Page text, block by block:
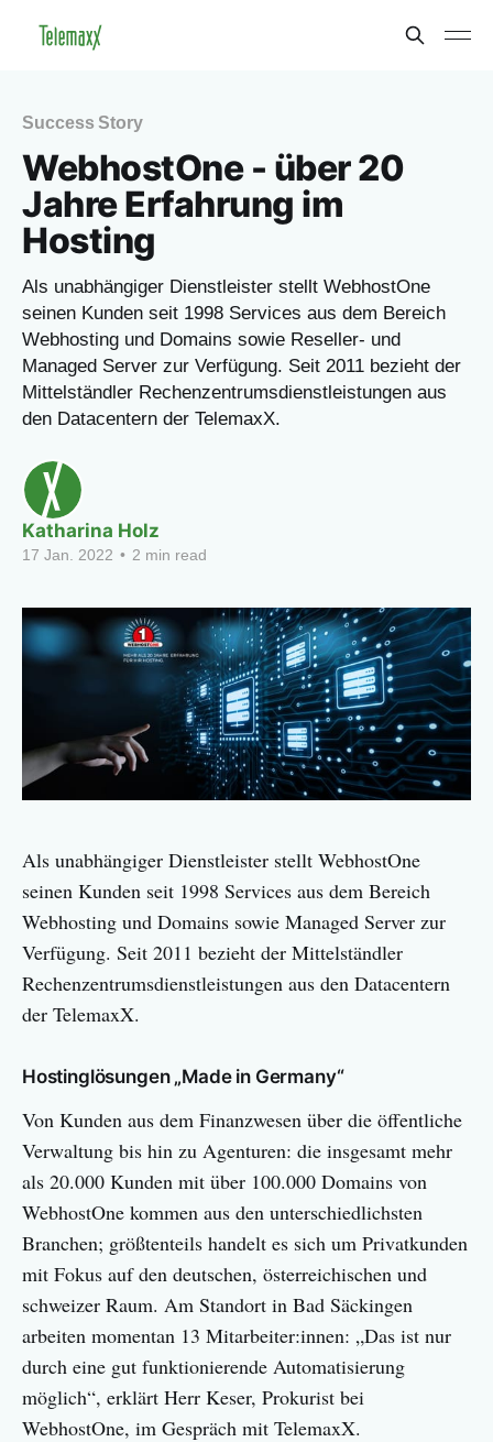
Success Story
WebhostOne - über 20
Jahre Erfahrung im
Hosting
Als unabhängiger Dienstleister stellt WebhostOne
seinen Kunden seit 1998 Services aus dem Bereich
Webhosting und Domains sowie Reseller- und
Managed Server zur Verfügung. Seit 2011 bezieht der
Mittelständler Rechenzentrumsdienstleistungen aus
den Datacentern der TelemaxX.
Katharina Holz
17 Jan. 2022 • 2 min read
Als unabhängiger Dienstleister stellt WebhostOne
seinen Kunden seit 1998 Services aus dem Bereich
Webhosting und Domains sowie Managed Server zur
Verfügung. Seit 2011 bezieht der Mittelständler
Rechenzentrumsdienstleistungen aus den Datacentern
der TelemaxX.
Hostinglösungen „Made in Germany“
Von Kunden aus dem Finanzwesen über die öffentliche
Verwaltung bis hin zu Agenturen: die insgesamt mehr
als 20.000 Kunden mit über 100.000 Domains von
WebhostOne kommen aus den unterschiedlichsten
Branchen; größtenteils handelt es sich um Privatkunden
mit Fokus auf den deutschen, österreichischen und
schweizer Raum. Am Standort in Bad Säckingen
arbeiten momentan 13 Mitarbeiter:innen: „Das ist nur
durch eine gut funktionierende Automatisierung
möglich“, erklärt Herr Keser, Prokurist bei
WebhostOne, im Gespräch mit TelemaxX.